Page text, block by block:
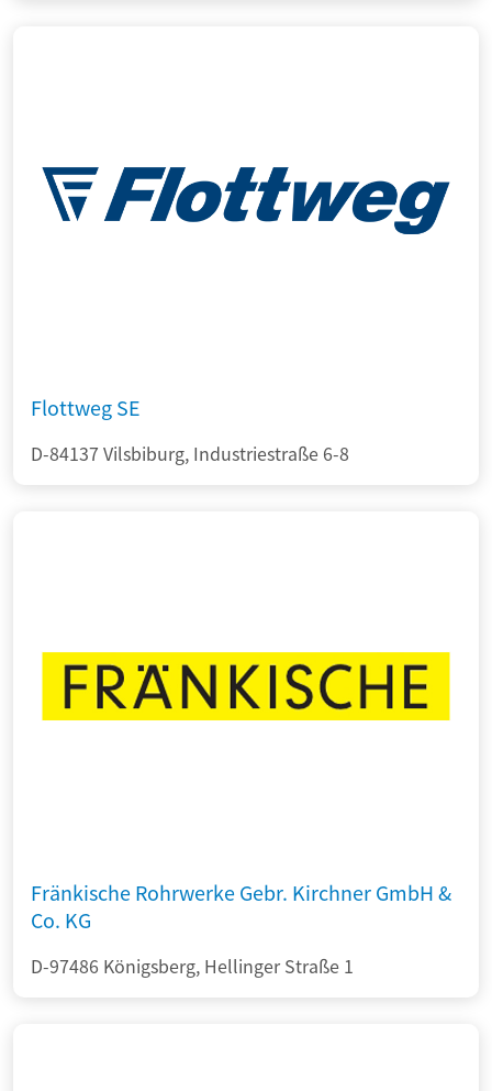
Flottweg SE
D-84137 Vilsbiburg, Industriestraße 6-8
Fränkische Rohrwerke Gebr. Kirchner GmbH &
Co. KG
D-97486 Königsberg, Hellinger Straße 1